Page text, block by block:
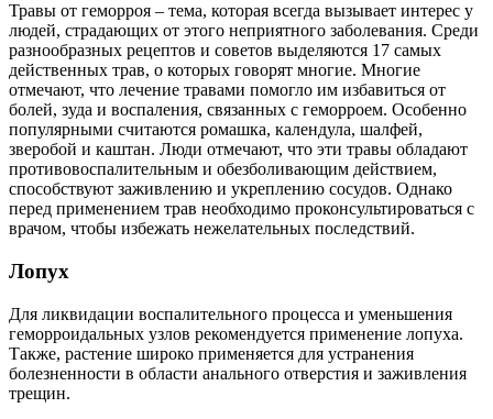
Травы от геморроя – тема, которая всегда вызывает интерес у
людей, страдающих от этого неприятного заболевания. Среди
разнообразных рецептов и советов выделяются 17 самых
действенных трав, о которых говорят многие. Многие
отмечают, что лечение травами помогло им избавиться от
болей, зуда и воспаления, связанных с геморроем. Особенно
популярными считаются ромашка, календула, шалфей,
зверобой и каштан. Люди отмечают, что эти травы обладают
противовоспалительным и обезболивающим действием,
способствуют заживлению и укреплению сосудов. Однако
перед применением трав необходимо проконсультироваться с
врачом, чтобы избежать нежелательных последствий.
Лопух
Для ликвидации воспалительного процесса и уменьшения
геморроидальных узлов рекомендуется применение лопуха.
Также, растение широко применяется для устранения
болезненности в области анального отверстия и заживления
трещин.